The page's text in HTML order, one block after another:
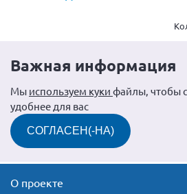
Важная информация
Мы используем куки файлы, чтобы
удобнее для вас
СОГЛАСЕН(-НА)
О проекте